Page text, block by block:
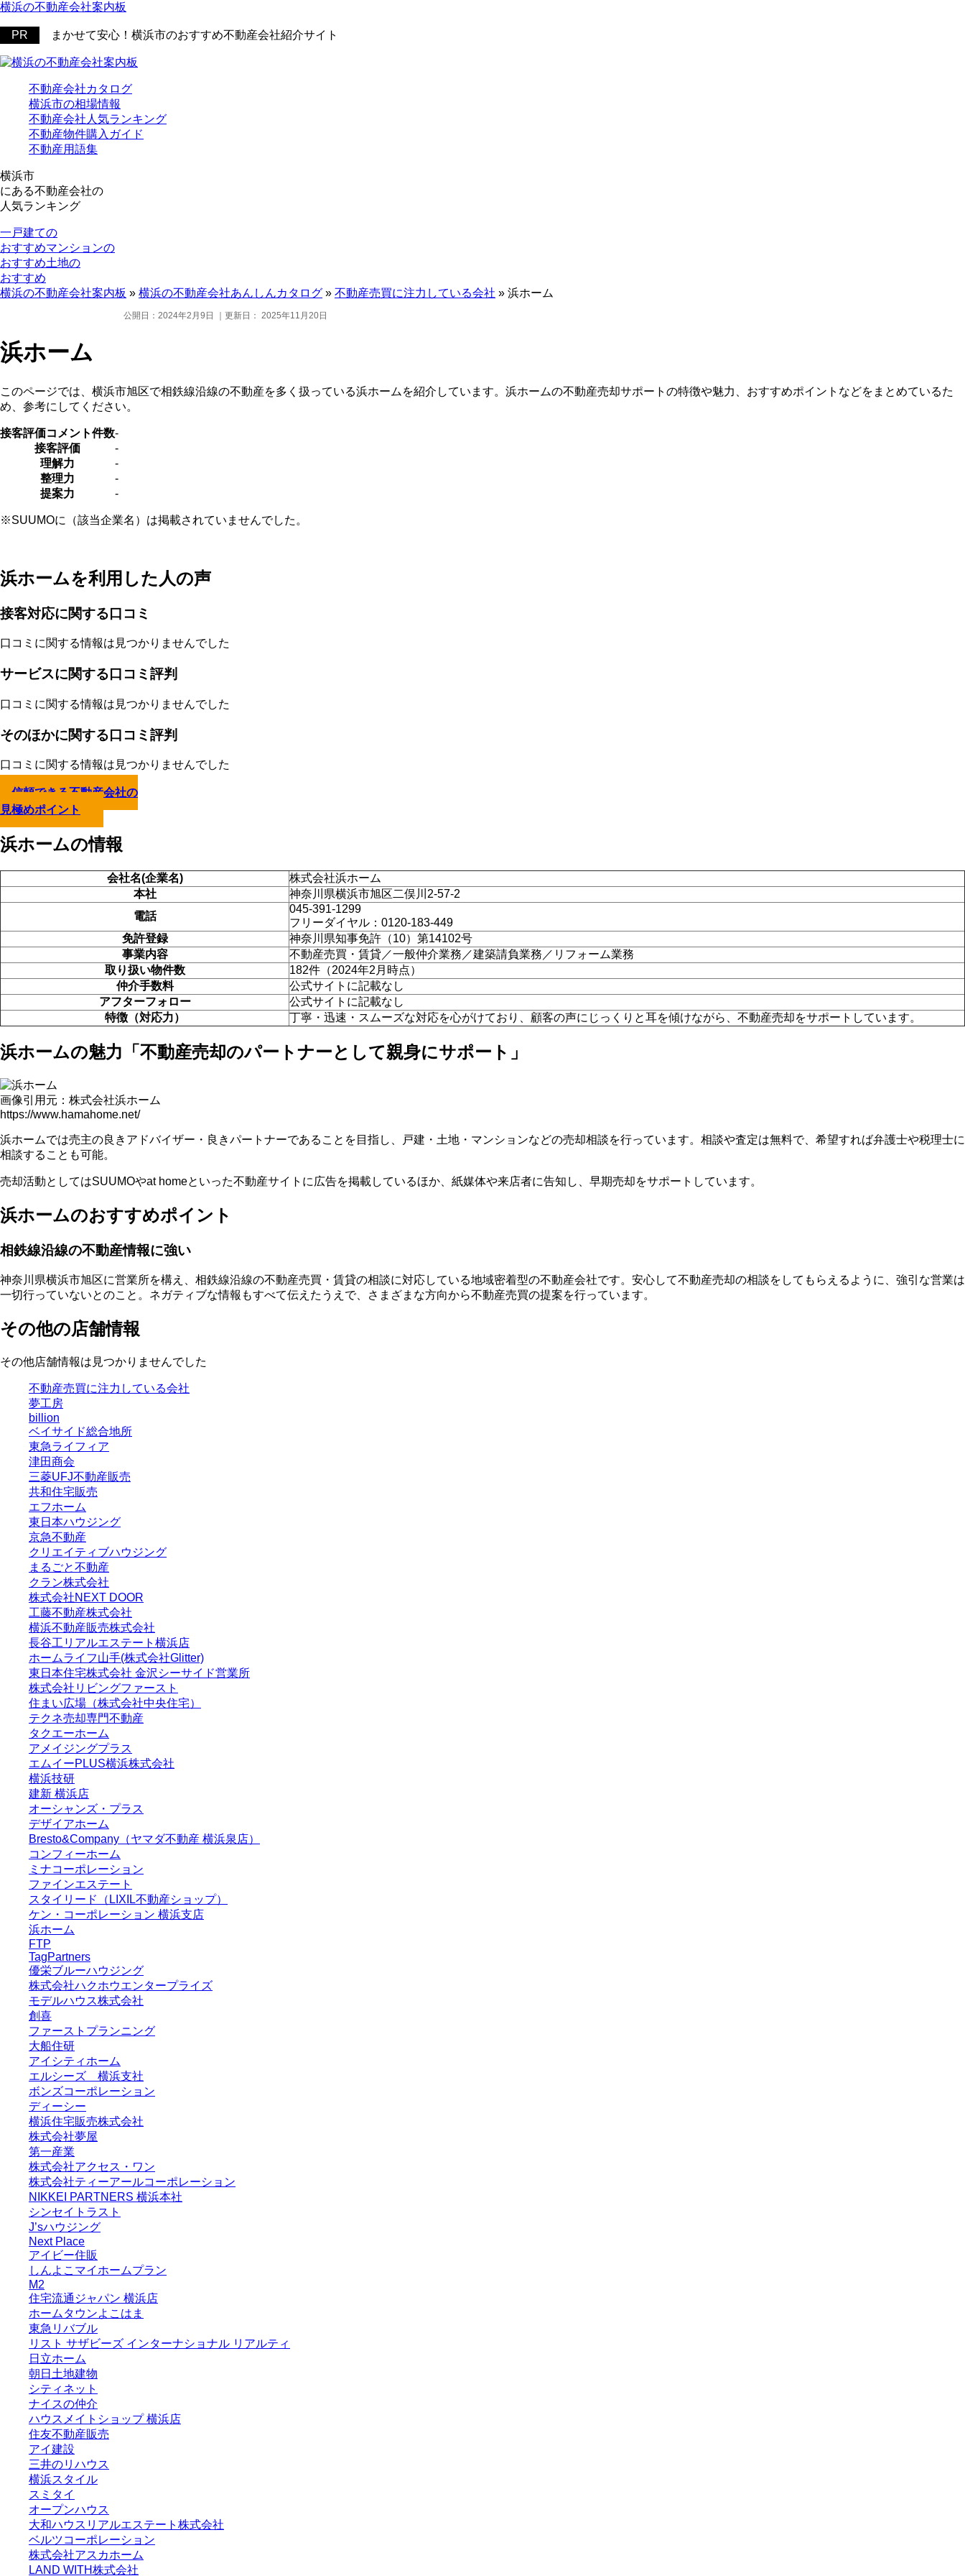
横浜の不動産会社案内板
まかせて安心！横浜市のおすすめ不動産会社紹介サイト
不動産会社カタログ
横浜市の相場情報
不動産会社人気ランキング
不動産物件購入ガイド
不動産用語集
横浜市
にある不動産会社の
人気ランキング
一戸建ての
おすすめマンションの
おすすめ土地の
おすすめ
横浜の不動産会社案内板 » 横浜の不動産会社あんしんカタログ » 不動産売買に注力している会社 » 浜ホーム
公開日： 2024年2月9日 ｜更新日： 2025年11月20日
浜ホーム
このページでは、横浜市旭区で相鉄線沿線の不動産を多く扱っている浜ホームを紹介しています。浜ホームの不動産売却サポートの特徴や魅力、おすすめポイントなどをまとめているた
め、参考にしてください。
接客評価コメント件数-
接客評価
-
理解力
-
整理力
-
提案力
-
※SUUMOに（該当企業名）は掲載されていませんでした。
浜ホームを利用した人の声
接客対応に関する口コミ
口コミに関する情報は見つかりませんでした
サービスに関する口コミ評判
口コミに関する情報は見つかりませんでした
そのほかに関する口コミ評判
口コミに関する情報は見つかりませんでした
信頼できる不動産会社の
見極めポイント
浜ホームの情報
会社名(企業名)
株式会社浜ホーム
本社
神奈川県横浜市旭区二俣川2-57-2
電話
045-391-1299
フリーダイヤル：0120-183-449
免許登録
神奈川県知事免許（10）第14102号
事業内容
不動産売買・賃貸／一般仲介業務／建築請負業務／リフォーム業務
取り扱い物件数
182件（2024年2月時点）
仲介手数料
公式サイトに記載なし
アフターフォロー
公式サイトに記載なし
特徴（対応力）
丁寧・迅速・スムーズな対応を心がけており、顧客の声にじっくりと耳を傾けながら、不動産売却をサポートしています。
浜ホームの魅力「不動産売却のパートナーとして親身にサポート」
画像引用元：株式会社浜ホーム
https://www.hamahome.net/
浜ホームでは売主の良きアドバイザー・良きパートナーであることを目指し、戸建・土地・マンションなどの売却相談を行っています。 相談や査定は無料で、希望すれば弁護士や税理士に
相談することも可能。
売却活動としてはSUUMOやat homeといった不動産サイトに広告を掲載しているほか、紙媒体や来店者に告知し、早期売却をサポートしています。
浜ホームのおすすめポイント
相鉄線沿線の不動産情報に強い
神奈川県横浜市旭区に営業所を構え、相鉄線沿線の不動産売買・賃貸の相談に対応している地域密着型の不動産会社です。安心して不動産売却の相談をしてもらえるように、強引な営業は
一切行っていないとのこと。ネガティブな情報もすべて伝えたうえで、さまざまな方向から不動産売買の提案を行っています。
その他の店舗情報
その他店舗情報は見つかりませんでした
不動産売買に注力している会社
夢工房
billion
ベイサイド総合地所
東急ライフィア
津田商会
三菱UFJ不動産販売
共和住宅販売
エフホーム
東日本ハウジング
京急不動産
クリエイティブハウジング
まるごと不動産
クラン株式会社
株式会社NEXT DOOR
工藤不動産株式会社
横浜不動産販売株式会社
長谷工リアルエステート横浜店
ホームライフ山手(株式会社Glitter)
東日本住宅株式会社 金沢シーサイド営業所
株式会社リビングファースト
住まい広場（株式会社中央住宅）
テクネ売却専門不動産
タクエーホーム
アメイジングプラス
エムイーPLUS横浜株式会社
横浜技研
建新 横浜店
オーシャンズ・プラス
デザイアホーム
Bresto&Company（ヤマダ不動産 横浜泉店）
コンフィーホーム
ミナコーポレーション
ファインエステート
スタイリード（LIXIL不動産ショップ）
ケン・コーポレーション 横浜支店
浜ホーム
FTP
TagPartners
優栄ブルーハウジング
株式会社ハクホウエンタープライズ
モデルハウス株式会社
創喜
ファーストプランニング
大船住研
アイシティホーム
エルシーズ 横浜支社
ボンズコーポレーション
ディーシー
横浜住宅販売株式会社
株式会社夢屋
第一産業
株式会社アクセス・ワン
株式会社ティーアールコーポレーション
NIKKEI PARTNERS 横浜本社
シンセイトラスト
J’sハウジング
Next Place
アイビー住販
しんよこマイホームプラン
M2
住宅流通ジャパン 横浜店
ホームタウンよこはま
東急リバブル
リスト サザビーズ インターナショナル リアルティ
日立ホーム
朝日土地建物
シティネット
ナイスの仲介
ハウスメイトショップ 横浜店
住友不動産販売
アイ建設
三井のリハウス
横浜スタイル
スミタイ
オープンハウス
大和ハウスリアルエステート株式会社
ベルツコーポレーション
株式会社アスカホーム
LAND WITH株式会社